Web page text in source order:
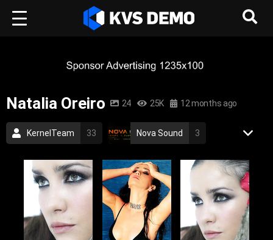
Natalia Oreiro 24 25K 12 months ago
KernelTeam 33 Nova Sound 3
Pop Music Natalia Oreiro